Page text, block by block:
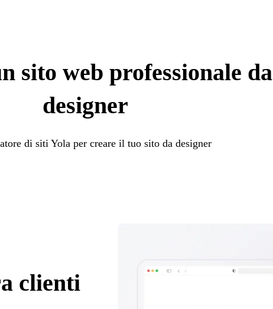
sito web professionale da
designer
di siti Yola per creare il tuo sito da designer
clienti